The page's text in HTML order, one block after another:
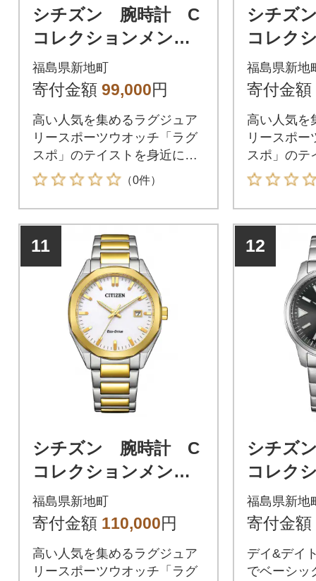
シチズン 腕時計 C
コレクションメン
ズ BM7620-83E
福島県新地町
寄付金額 99,000円
高い人気を集めるラグジュア
リースポーツウオッチ「ラグ
スポ」のテイストを身近に楽
しめるエントリーモデルで、
オクタゴン(八角形)のベゼル
や直線的でシャープなラグ形
状を生かしたスポーティーな
ケースと最近のトレンドとし
て注目されているケース径38
mmを採用しました。立体感
のあるカットパーツを埋め込
んだインデックスが主張しす
ぎないシンプルで上品な印象
を与え、オンとオフの幅広い
シーンにマッチします。
（0件）
シチズ
コレク
ズ
福島県新地
寄付金額
高い人気を
リースポー
スポ」のテ
しめるエン
オクタゴン
や直線的で
状を生かし
ケースと最
て注目さ
mmを採用
のあるカ
んだイン
ぎないシ
を与え、
シーンに
11
シチズン 腕時計 C
コレクションメン
ズ BM7624-82A
福島県新地町
寄付金額 110,000円
高い人気を集めるラグジュア
リースポーツウオッチ「ラグ
12
シチズ
コレク
ズ
福島県新地
寄付金額
デイ&デイ
でベーシッ